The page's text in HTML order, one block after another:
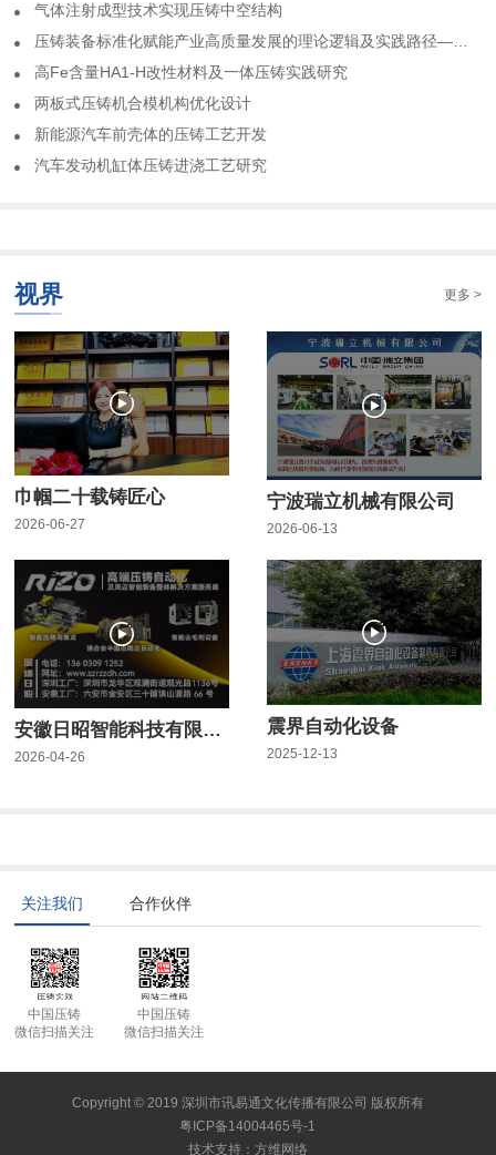
气体注射成型技术实现压铸中空结构
​压铸装备标准化赋能产业高质量发展的理论逻辑及实践路径——基于力劲集团标准化实践历程的回顾
高Fe含量HA1-H改性材料及一体压铸实践研究
两板式压铸机合模机构优化设计
​新能源汽车前壳体的压铸工艺开发
​汽车发动机缸体压铸进浇工艺研究
视界 更多 >
巾帼二十载铸匠心
2026-06-27
宁波瑞立机械有限公司
2026-06-13
安徽日昭智能科技有限公司
2026-04-26
震界自动化设备
2025-12-13
关注我们 合作伙伴
中国压铸
微信扫描关注
中国压铸
微信扫描关注
Copyright © 2019 深圳市讯易通文化传播有限公司 版权所有
粤ICP备14004465号-1
技术支持： 方维网络